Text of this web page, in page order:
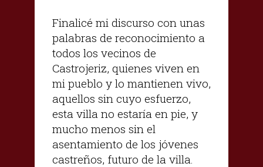
Finalicé mi discurso con unas
palabras de reconocimiento a
todos los vecinos de
Castrojeriz, quienes viven en
mi pueblo y lo mantienen vivo,
aquellos sin cuyo esfuerzo,
esta villa no estaría en pie, y
mucho menos sin el
asentamiento de los jóvenes
castreños, futuro de la villa.